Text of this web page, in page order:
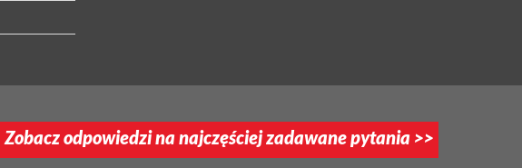
Zobacz odpowiedzi na najczęściej zadawane pytania >>